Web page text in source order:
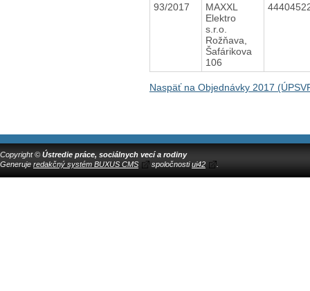
93/2017
MAXXL
Elektro
s.r.o.
Rožňava,
Šafárikova
106
Naspäť na Objednávky 2017
Copyright © Ústredie práce, sociálnych vecí a rodiny
Generuje redakčný systém BUXUS CMS spoločnostiui42